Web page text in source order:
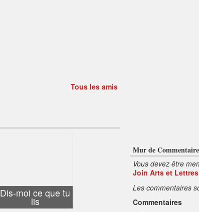
Mur de
Vous devez être
Join Arts et Lettres
Les commentaires
Commentaires
Tous les amis
Dis-moi ce que tu
lis